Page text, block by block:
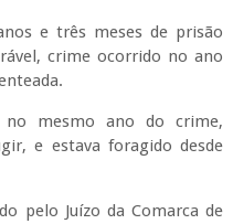
e três meses de prisão
crime ocorrido no ano
mesmo ano do crime,
e estava foragido desde
pelo Juízo da Comarca de